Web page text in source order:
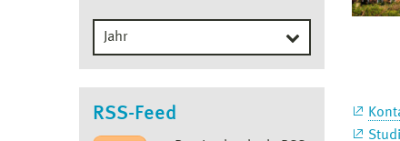
RSS-Feed